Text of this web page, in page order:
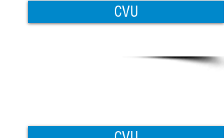
CVU